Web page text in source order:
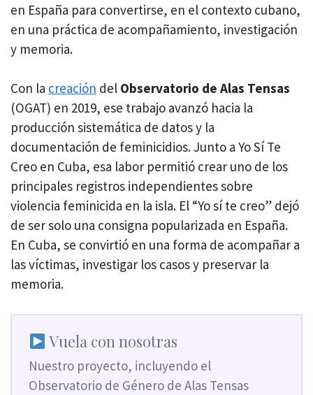
en España para convertirse, en el contexto cubano,
en una práctica de acompañamiento, investigación
y memoria.
Con la creación del Observatorio de Alas Tensas
(OGAT) en 2019, ese trabajo avanzó hacia la
producción sistemática de datos y la
documentación de feminicidios. Junto a Yo Sí Te
Creo en Cuba, esa labor permitió crear uno de los
principales registros independientes sobre
violencia feminicida en la isla. El “Yo sí te creo” dejó
de ser solo una consigna popularizada en España.
En Cuba, se convirtió en una forma de acompañar a
las víctimas, investigar los casos y preservar la
memoria.
Vuela con nosotras
Nuestro proyecto, incluyendo el
Observatorio de Género de Alas Tensas